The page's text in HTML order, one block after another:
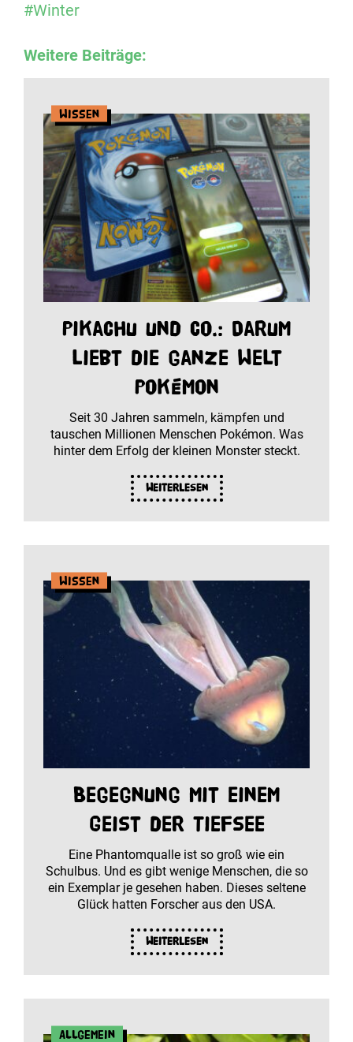
#Winter
Weitere Beiträge:
Wissen
Pikachu und Co.: Darum
liebt die ganze Welt
Pokémon
Seit 30 Jahren sammeln, kämpfen und
tauschen Millionen Menschen Pokémon. Was
hinter dem Erfolg der kleinen Monster steckt.
Weiterlesen
Wissen
Begegnung mit einem
Geist der Tiefsee
Eine Phantomqualle ist so groß wie ein
Schulbus. Und es gibt wenige Menschen, die so
ein Exemplar je gesehen haben. Dieses seltene
Glück hatten Forscher aus den USA.
Weiterlesen
Allgemein